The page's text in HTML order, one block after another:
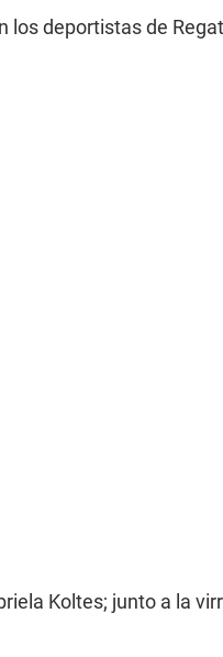
los deportistas de
Koltes; junto a la